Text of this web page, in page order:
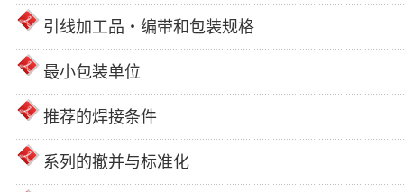
引线加工品・编带和包装规格
最小包装单位
推荐的焊接条件
系列的撤并与标准化